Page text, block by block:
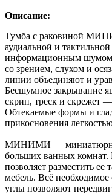
Описание:
Тумба с раковиной
аудиальной и
информационным шумом.
со зрением, слухом и
линии объединяют и
Бесшумное закрывание
скрип, треск и скрежет
Обтекаемые формы и
прикосновения
МИНИМИ — миниатюрная
больших ванных комнат.
позволяет разместить ее
мебель. Всё необходимое
углы позволяют